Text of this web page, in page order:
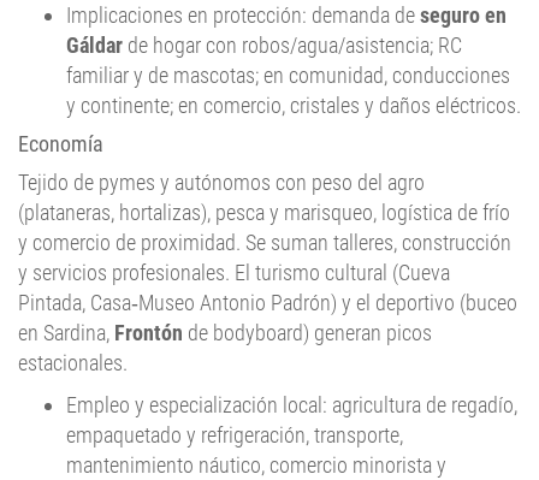
Implicaciones en protección: demanda deseguro en
Gáldar de hogar con robos/agua/asistencia; RC
familiar y de mascotas; en comunidad, conducciones
y continente; en comercio, cristales y daños eléctricos.
Economía
Tejido de pymes y autónomos con peso del agro
(plataneras, hortalizas), pesca y marisqueo, logística de frío
y comercio de proximidad. Se suman talleres, construcción
y servicios profesionales. El turismo cultural (Cueva
Pintada, Casa‑Museo Antonio Padrón) y el deportivo (buceo
en Sardina, Frontón de bodyboard) generan picos
estacionales.
Empleo y especialización local: agricultura de regadío,
empaquetado y refrigeración, transporte,
mantenimiento náutico, comercio minorista y